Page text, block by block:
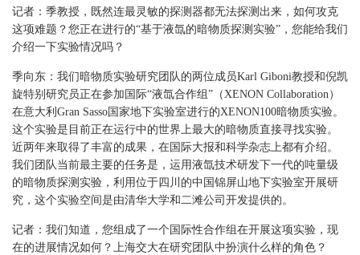
记者：季教授，既然连最灵敏的探测器都无法探测出来，如何攻克
这项难题？您正在进行的“基于液氙的暗物质探测实验”，您能给我们
介绍一下实验情况吗？
季向东：我们暗物质实验研究团队的两位成员Karl Giboni教授和倪凯
旋特别研究员正在参加国际“液氙合作组”（XENON Collaboration）
在意大利Gran Sasso国家地下实验室进行的XENON100暗物质实验。
这个实验是目前正在运行中的世界上最大的暗物质直接寻找实验。
近两年来取得了丰富的成果，在国际大报和科学杂志上都有介绍。
我们团队当前最主要的任务是，运用液氙技术研发下一代的吨量级
的暗物质探测实验，利用位于四川的中国锦屏山地下实验室开展研
究，这个实验空间是由清华大学和二滩公司开发提供的。
记者：我们知道，您组成了一个国际性合作组在开展这项实验，现
在的进展情况如何？上海交大在研究团队中扮演什么样的角色？